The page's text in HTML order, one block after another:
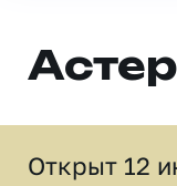
Открыт 12